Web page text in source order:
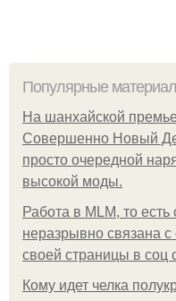
Популярные
На шанхайской
Совершенно Новый
просто очередной
высокой моды.
Работа в MLM, то
неразрывно связана с
своей страницы в соц
Кому идет челка